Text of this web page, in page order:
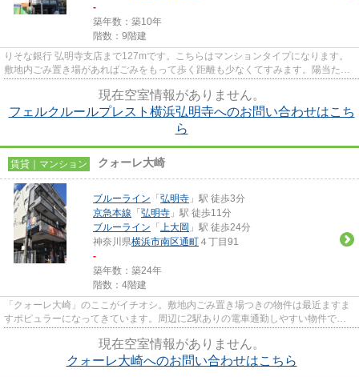
-
築年数：築10年
階数：9階建
りそな銀行 弘明寺支店まで127mです。こちらはマンションタイプになります。
敷地内ごみ置き場があればごみをもって歩く距離も少なくてすみます。陽当たり
現在空室情報がありません。
フェルクルールプレスト横浜弘明寺へのお問い合わせはこち
ら
賃貸｜マンション クォーレ大崎
ブルーライン 「 弘明寺 」駅 徒歩3分
京急本線 「 弘明寺 」駅 徒歩11分
ブルーライン 「 上大岡 」駅 徒歩24分
神奈川県横浜市南区通町 ４丁目91
-
築年数：築24年
階数：4階建
「クォーレ大崎」のここがイチオシ。敷地内ごみ置き場つきの物件は最近ますま
すポピュラーになってきています。周辺に2駅ありの電車通勤しやすい物件で
現在空室情報がありません。
クォーレ大崎へのお問い合わせはこちら